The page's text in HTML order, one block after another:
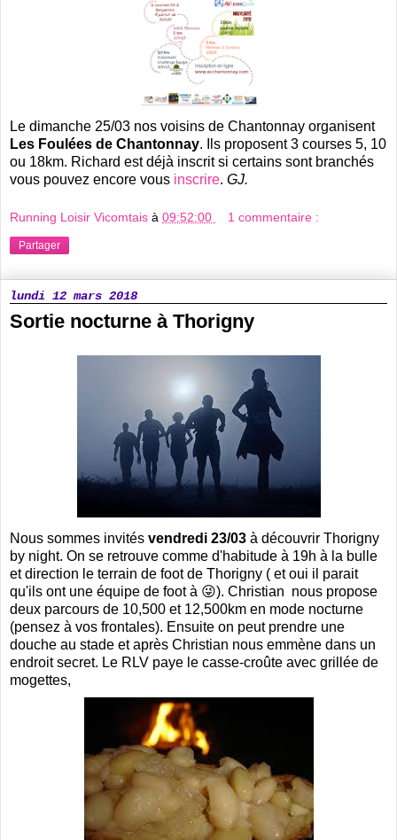
Le dimanche 25/03 nos voisins de Chantonnay organisent
Les Foulées de Chantonnay. Ils proposent 3 courses 5, 10
ou 18km. Richard est déjà inscrit si certains sont branchés
vous pouvez encore vous inscrire. GJ.
Running Loisir Vicomtais à 09:52:00 1 commentaire :
Partager
lundi 12 mars 2018
Sortie nocturne à Thorigny
Nous sommes invités vendredi 23/03 à découvrir Thorigny
by night. On se retrouve comme d'habitude à 19h à la bulle
et direction le terrain de foot de Thorigny ( et oui il parait
qu'ils ont une équipe de foot à 😜). Christian nous propose
deux parcours de 10,500 et 12,500km en mode nocturne
(pensez à vos frontales). Ensuite on peut prendre une
douche au stade et après Christian nous emmène dans un
endroit secret. Le RLV paye le casse-croûte avec grillée de
mogettes,